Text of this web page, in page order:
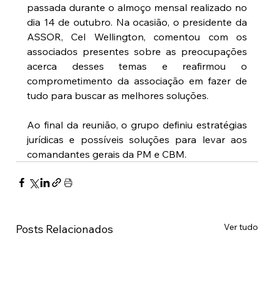
passada durante o almoço mensal realizado no
dia 14 de outubro. Na ocasião, o presidente da
ASSOR, Cel Wellington, comentou com os
associados presentes sobre as preocupações
acerca desses temas e reafirmou o
comprometimento da associação em fazer de
tudo para buscar as melhores soluções.
Ao final da reunião, o grupo definiu estratégias
jurídicas e possíveis soluções para levar aos
comandantes gerais da PM e CBM.
Posts Relacionados Ver tudo